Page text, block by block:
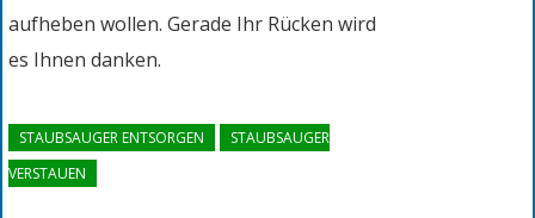
aufheben wollen. Gerade Ihr Rücken wird
es Ihnen danken.
STAUBSAUGER ENTSORGEN
STAUBSAUGER
VERSTAUEN